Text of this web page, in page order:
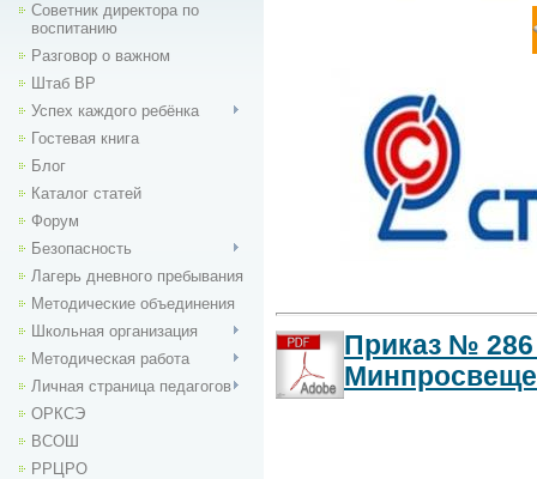
Советник директора по
воспитанию
Разговор о важном
Штаб ВР
Успех каждого ребёнка
Гостевая книга
Блог
Каталог статей
Форум
Безопасность
Лагерь дневного пребывания
Методические объединения
Школьная организация
Методическая работа
Личная страница педагогов
ОРКСЭ
ВСОШ
РРЦРО
Приказ № 286